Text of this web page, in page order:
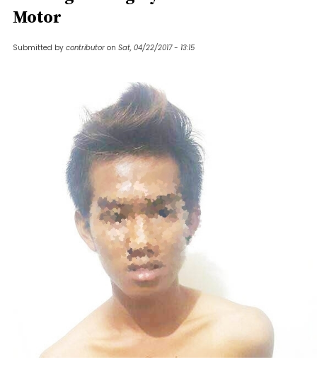
Motor
Submitted by contributor on Sat, 04/22/2017 - 13:15